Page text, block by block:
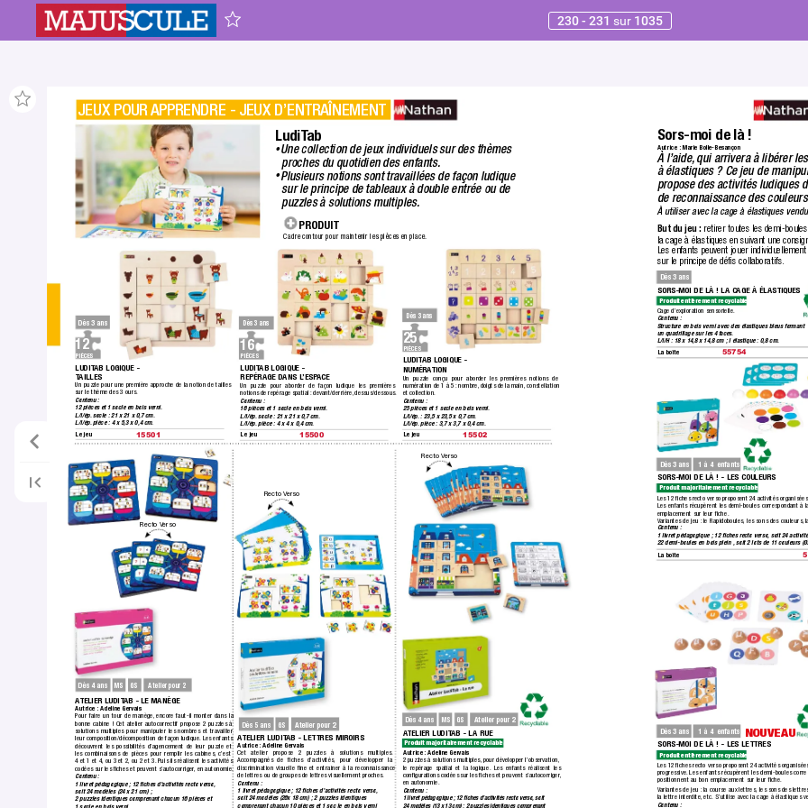
230 - 231 sur 1035
LUDITAB LOGIQUE -
TAILLES
Un puzzle pour une première approche de la notion de tailles
sur le thème des 3 ours.
Contenu :
12 pièces et 1 socle en bois verni.
L/l/ép. socle : 21 x 21 x 0,7 cm.
L/l/ép. pièce : 4 x 5,3 x 0,4 cm.
Le jeu
15501
LUDITAB LOGIQUE -
NUMÉRATION
Un puzzle conçu pour aborder les premières notions de
numération de 1 à 5 : nombre, doigts de la main, constellation
et collection.
Contenu :
25 pièces et 1 socle en bois verni.
L/l/ép. : 23,5 x 23,5 x 0,7 cm.
L/l/ép. pièce : 3,7 x 3,7 x 0,4 cm.
Le jeu 15502
LudiTab
• Une collection de jeux individuels sur des thèmes
proches du quotidien des enfants.
• Plusieurs notions sont travaillées de façon ludique
sur le principe de tableaux à double entrée ou de
puzzles à solutions multiples.
LUDITAB LOGIQUE -
REPÉRAGE DANS L’ESPACE
Un puzzle pour aborder de façon ludique les premières
notions de repérage spatial : devant/derrière, dessus/dessous.
Contenu :
16 pièces et 1 socle en bois verni.
L/l/ép. socle : 21 x 21 x 0,7 cm.
L/l/ép. pièce : 4 x 4 x 0,4 cm.
Le jeu 15500
PRODUIT
Cadre contour pour maintenir les pièces en place.
12
PIÈCES
Dès 3 ans
16
PIÈCES
Dès 3 ans
25
PIÈCES
Dès 3 ans
Dès 4 ans MS GS Atelier pour 2
ATELIER LUDITAB - LE MANÈGE
Autrice : Adeline Gervais
Pour faire un tour de manège, encore faut-il monter dans la
bonne cabine ! Cet atelier autocorrectif propose 2 puzzles à
solutions multiples pour manipuler les nombres et travailler
leur composition/décomposition de façon ludique. Les enfants
découvrent les possibilités d’agencement de leur puzzle et
les combinaisons de pièces pour remplir les cabines, c’est
4 et 1 et 4, ou 3 et 2, ou 2 et 3. Puis ils réalisent les activités
codées sur les ﬁches et peuvent s’autocorriger , en autonomie.
Contenu :
1 livret pédagogique ; 12 ﬁches d’activités recto verso,
soit 24 modèles (24 x 21 cm) ;
2 puzzles identiques comprenant chacun 16 pièces et
Dès 4 ans MS GS Atelier pour 2
ATELIER LUDITAB - LA RUE
Produit majoritairement recyclable.
Autrice : Adeline Gervais
2 puzzles à solutions multiples, pour développer l’observation,
le repérage spatial et la logique. Les enfants réalisent les
conﬁgurations codées sur les ﬁches et peuvent s’autocorriger,
en autonomie.
Contenu :
1 livret pédagogique ; 12 ﬁches d’activités recto verso, soit
24 modèles (13 x 13 cm) ; 2 puzzles identiques comprenant
Dès 5 ans GS Atelier pour 2
ATELIER LUDITAB - LETTRES MIROIRS
Autrice : Adeline Gervais
Cet atelier propose 2 puzzles à solutions multiples.
Accompagnés de ﬁches d’activités, pour développer la
discrimination visuelle ﬁne et entrainer à la reconnaissance
de lettres ou de groupes de lettres visuellement proches.
Contenu :
1 livret pédagogique ; 12 ﬁches d’activités recto verso,
soit 24 modèles (26x 18 cm) ; 2 puzzles identiques
comprenant chacun 10 pièces et 1 socle en bois verni
Recto Verso
Recto Verso
JEUX POUR APPRENDRE - JEUX D’ENTRAÎNEMENT
Recto Verso
Dès 3 ans
SORS-MOI DE LÀ ! LA CAGE À ÉLASTIQUES
Produit entièrement recyclable.
Cage d’exploration sensorielle.
Contenu :
Structure en bois verni avec des élastiques bleus formant
un quadrillage sur les 4 faces.
L/l/H : 18 x 14,8 x 14,8 cm ; l élastique : 0,8 cm.
La boîte 55754
Dès 3 ans 1 à 4  enfants
SORS-MOI DE LÀ ! - LES COULEURS
Produit majoritairement recyclable.
Les 12 ﬁches recto verso proposent 24 activités
Les enfants récupèrent les demi-boules correspondant
emplacement sur leur ﬁche.
Variantes de jeu : le Rapidoboules, les sons des couleurs,
Contenu :
1 livret pédagogique ; 12 ﬁches recto verso, soit 24
22 demi-boules en bois plein , soit 2 lots de 11 couleurs
La boîte
But du jeu : retirer toutes les demi-
la cage à élastiques en suivant une
Les enfants peuvent jouer
sur le principe de déﬁs collaboratifs
Sors-moi de là !
Autrice : Marie Bolle-Besançon
À l’aide, qui arrivera à libérer
à élastiques ? Ce jeu de
propose des activités ludiques
de reconnaissance des
À utiliser avec la cage à élastiques
Dès 3 ans 1 à 4  enfants
SORS-MOI DE LÀ ! - LES LETTRES
Produit entièrement recyclable.
Les 12 ﬁches recto verso proposent 24 activités
progressive. Les enfants récupèrent les demi-boules
positionnent au bon emplacement sur leur ﬁche.
Variantes de jeu : la course aux lettres, les sons des
la lettre interdite, etc. S’utilise avec la cage à élastiques
Contenu :
NOUVEAU